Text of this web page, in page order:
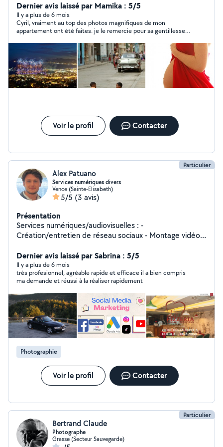
Dernier avis laissé par Mamika : 5/5
Il y a plus de 6 mois
Cyril, vraiment au top des photos magnifiques de mon
appartement ont été faites. je le remercie pour sa gentillesse
Voir le profil Contacter
Particulier
Alex Patuano
Services numériques divers
Vence (Sainte-Elisabeth)
5/5 (3 avis)
Présentation
Services numériques/audiovisuelles : -
Création/entretien de réseau sociaux - Montage vidéo
professionnel Service rapide et adapté à vos besoins
Bilingue anglais/français N'hésitez pas à me contacter
pour vos projets créatifs !
Dernier avis laissé par Sabrina : 5/5
Il y a plus de 6 mois
très profesionnel, agréable rapide et efficace il a bien compris
ma demande et réussi à la réaliser rapidement
Photographie
Voir le profil Contacter
Particulier
Bertrand Claude
Photographe
Grasse (Secteur Sauvegarde)